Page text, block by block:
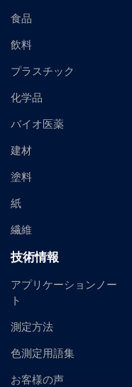
食品
飲料
プラスチック
化学品
バイオ医薬
建材
塗料
紙
繊維
技術情報
アプリケーションノー
ト
測定方法
色測定用語集
お客様の声